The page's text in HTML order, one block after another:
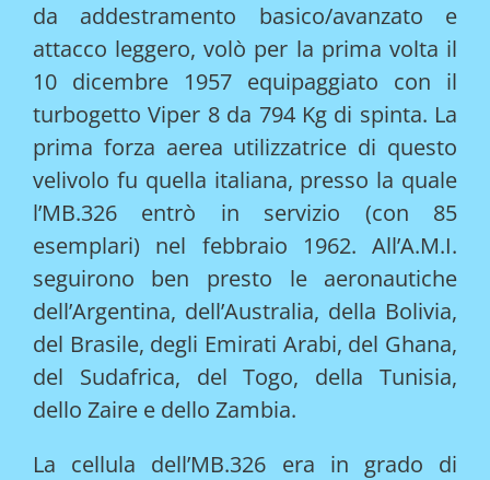
da addestramento basico/avanzato e
attacco leggero, volò per la prima volta il
10 dicembre 1957 equipaggiato con il
turbogetto Viper 8 da 794 Kg di spinta. La
prima forza aerea utilizzatrice di questo
velivolo fu quella italiana, presso la quale
l’MB.326 entrò in servizio (con 85
esemplari) nel febbraio 1962. All’A.M.I.
seguirono ben presto le aeronautiche
dell’Argentina, dell’Australia, della Bolivia,
del Brasile, degli Emirati Arabi, del Ghana,
del Sudafrica, del Togo, della Tunisia,
dello Zaire e dello Zambia.
La cellula dell’MB.326 era in grado di